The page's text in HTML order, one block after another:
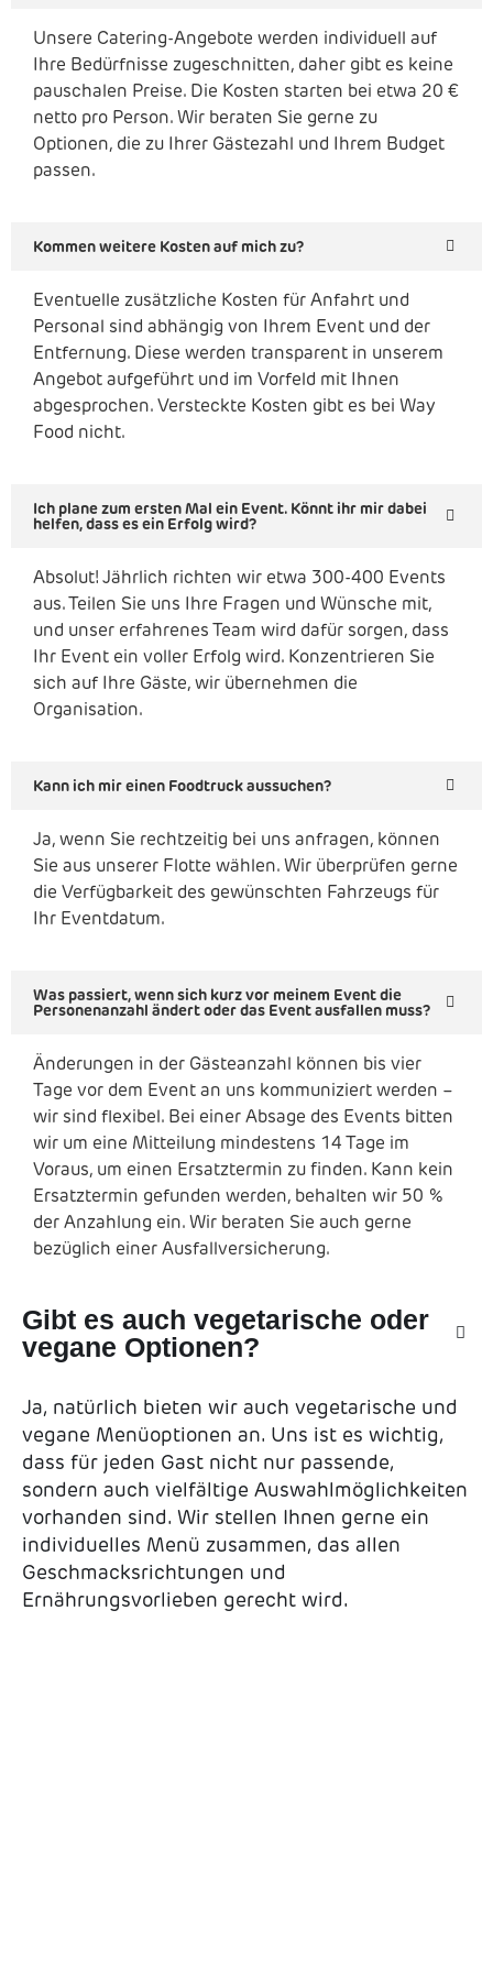
Unsere Catering-Angebote werden individuell auf
Ihre Bedürfnisse zugeschnitten, daher gibt es keine
pauschalen Preise. Die Kosten starten bei etwa 20 €
netto pro Person. Wir beraten Sie gerne zu
Optionen, die zu Ihrer Gästezahl und Ihrem Budget
passen.
Kommen weitere Kosten auf mich zu?
Eventuelle zusätzliche Kosten für Anfahrt und
Personal sind abhängig von Ihrem Event und der
Entfernung. Diese werden transparent in unserem
Angebot aufgeführt und im Vorfeld mit Ihnen
abgesprochen. Versteckte Kosten gibt es bei Way
Food nicht.
Ich plane zum ersten Mal ein Event. Könnt ihr mir dabei
helfen, dass es ein Erfolg wird?
Absolut! Jährlich richten wir etwa 300-400 Events
aus. Teilen Sie uns Ihre Fragen und Wünsche mit,
und unser erfahrenes Team wird dafür sorgen, dass
Ihr Event ein voller Erfolg wird. Konzentrieren Sie
sich auf Ihre Gäste, wir übernehmen die
Organisation.
Kann ich mir einen Foodtruck aussuchen?
Ja, wenn Sie rechtzeitig bei uns anfragen, können
Sie aus unserer Flotte wählen. Wir überprüfen gerne
die Verfügbarkeit des gewünschten Fahrzeugs für
Ihr Eventdatum.
Was passiert, wenn sich kurz vor meinem Event die
Personenanzahl ändert oder das Event ausfallen muss?
Änderungen in der Gästeanzahl können bis vier
Tage vor dem Event an uns kommuniziert werden –
wir sind flexibel. Bei einer Absage des Events bitten
wir um eine Mitteilung mindestens 14 Tage im
Voraus, um einen Ersatztermin zu finden. Kann kein
Ersatztermin gefunden werden, behalten wir 50 %
der Anzahlung ein. Wir beraten Sie auch gerne
bezüglich einer Ausfallversicherung.
Gibt es auch vegetarische oder
vegane Optionen?
Ja, natürlich bieten wir auch vegetarische und
vegane Menüoptionen an. Uns ist es wichtig,
dass für jeden Gast nicht nur passende,
sondern auch vielfältige Auswahlmöglichkeiten
vorhanden sind. Wir stellen Ihnen gerne ein
individuelles Menü zusammen, das allen
Geschmacksrichtungen und
Ernährungsvorlieben gerecht wird.